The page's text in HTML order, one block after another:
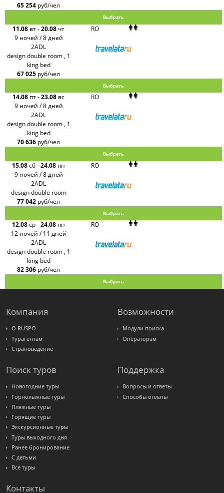
65 254 руб/чел
Выбрать
11.08 вт-20.08 чт
9 ночей / 8 дней
RO
2ADL
design double room , 1
king bed
67 025 руб/чел
Выбрать
14.08 пт-23.08 вс
9 ночей / 8 дней
RO
2ADL
design double room , 1
king bed
70 636 руб/чел
Выбрать
15.08сб-24.08 пн
9 ночей / 8 дней
RO
2ADL
design double room
77 042 руб/чел
Выбрать
12.08ср-24.08 пн
12 ночей / 11 дней
RO
2ADL
design double room , 1
king bed
82 306 руб/чел
Выбрать
Компания
О RUSPO
Турагентам
Страноведение
Возможности
Модули поиска
Операторам
Поиск туров
Новогодние туры
Горнолыжные туры
Пляжные туры
Горящие туры
Экскурсионные туры
Туры выходного дня
Ранее бронирование
С детьми
Все туры
Поддержка
Вопросы и ответы
Способы оплаты
Контакты